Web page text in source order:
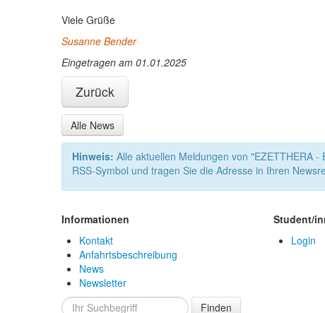
Viele Grüße
Susanne Bender
Eingetragen am 01.01.2025
Zurück
Alle News
Hinweis: Alle aktuellen Meldungen von "EZETTHERA
RSS-Symbol und tragen Sie die Adresse in Ihren
Informationen
Kontakt
Anfahrtsbeschreibung
News
Newsletter
Finden
Student/
Login